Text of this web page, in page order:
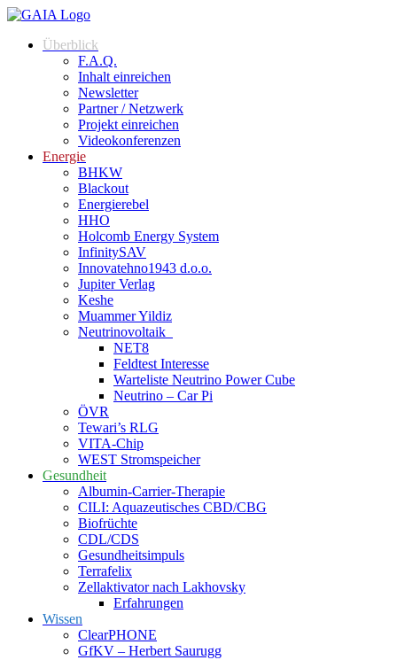
Überblick
F.A.Q.
Inhalt einreichen
Newsletter
Partner / Netzwerk
Projekt einreichen
Videokonferenzen
Energie
BHKW
Blackout
Energierebel
HHO
Holcomb Energy System
InfinitySAV
Innovatehno1943 d.o.o.
Jupiter Verlag
Keshe
Muammer Yildiz
Neutrinovoltaik
NET8
Feldtest Interesse
Warteliste Neutrino Power Cube
Neutrino – Car Pi
ÖVR
Tewari’s RLG
VITA-Chip
WEST Stromspeicher
Gesundheit
Albumin-Carrier-Therapie
CILI: Aquazeutisches CBD/CBG
Biofrüchte
CDL/CDS
Gesundheitsimpuls
Terrafelix
Zellaktivator nach Lakhovsky
Erfahrungen
Wissen
ClearPHONE
GfKV – Herbert Saurugg